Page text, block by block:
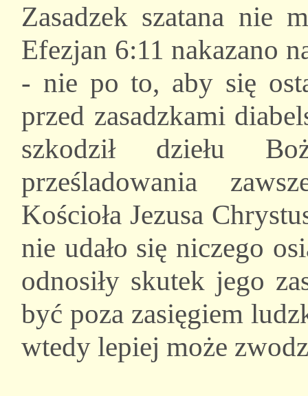
Zasadzek szatana nie
Efezjan 6:11 nakazano
- nie po to, aby się
przed zasadzkami
szkodził dziełu
prześladowania
Kościoła Jezusa
nie udało się niczego
odnosiły skutek jego
być poza zasięgiem
wtedy lepiej może